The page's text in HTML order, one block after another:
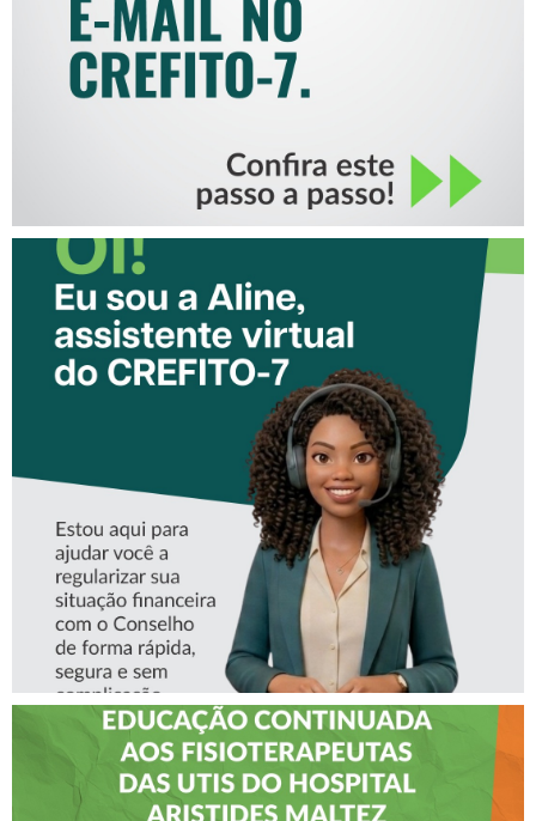
CONHEÇA A ‘ALINE’,
ASSISTENTE VIRTUAL DO
CREFITO-7